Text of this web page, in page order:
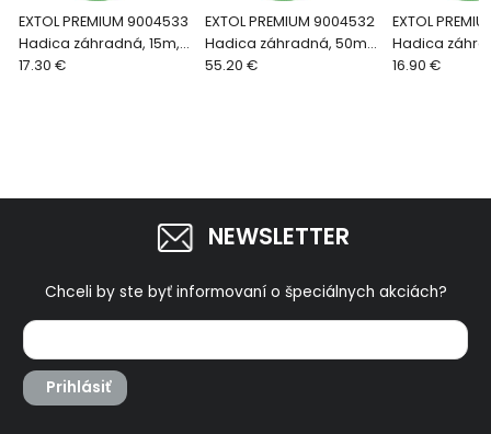
EXTOL PREMIUM 9004533
Hadica záhradná, 15m,
3/4'', vnútorný pr. 19mm
17.30 €
EXTOL PREMIUM 9004532
Hadica záhradná, 50m,
3/4'', vnútorný pr. 19mm
55.20 €
EXTOL
Hadica
5/8'',
16.90 €
NEWSLETTER
Chceli by ste byť informovaní o špeciálnych akciách?
Prihlásiť